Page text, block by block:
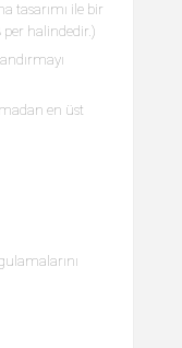
tasarımı ile bir
per halindedir.)
en üst